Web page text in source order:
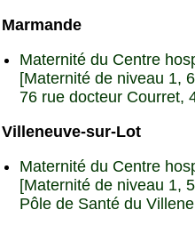
Marmande
Maternité du Centre
[Maternité de niveau 1,
76 rue docteur Courret,
Villeneuve-sur-Lot
Maternité du Centre
[Maternité de niveau 1,
Pôle de Santé du